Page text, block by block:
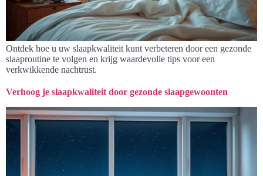
Ontdek hoe u uw slaapkwaliteit kunt verbeteren door een gezonde
slaaproutine te volgen en krijg waardevolle tips voor een
verkwikkende nachtrust.
Verhoog je slaapkwaliteit door gezonde slaapgewoonten